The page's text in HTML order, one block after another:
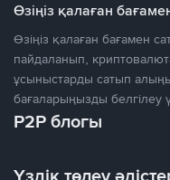
Өзіңіз қалаған
Өзіңіз қалаған бағамен
пайдаланып,
ұсыныстарды сатып
бағаларыңызды белгілеу
P2P блогы